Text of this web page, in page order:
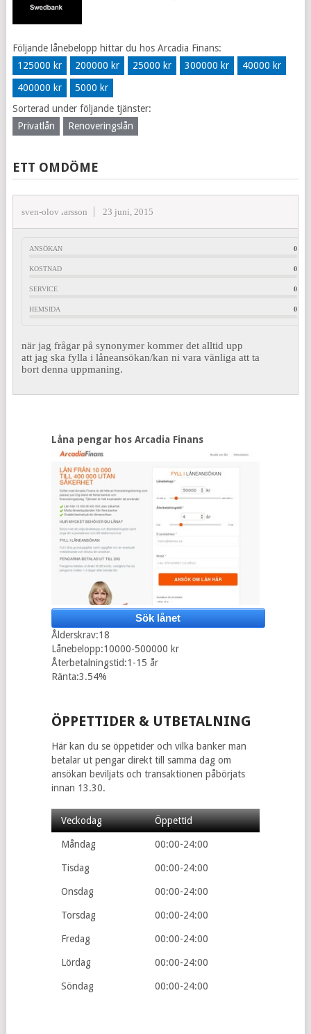
Följande lånebelopp hittar du hos Arcadia Finans:
125000 kr
200000 kr 25000 kr 300000 kr
40000 kr
400000 kr
5000 kr
Sorterad under följande tjänster:
Privatlån
Renoveringslån
ETT OMDÖME
sven-olov larsson 23 juni, 2015
ANSÖKAN 0
KOSTNAD 0
SERVICE 0
HEMSIDA 0
när jag frågar på synonymer kommer det alltid upp
att jag ska fylla i låneansökan/kan ni vara vänliga att ta
bort denna uppmaning.
Låna pengar hos Arcadia Finans
Sök lånet
Ålderskrav:18
Lånebelopp:10000-500000 kr
Återbetalningstid:1-15 år
Ränta:3.54%
ÖPPETTIDER & UTBETALNING
Här kan du se öppetider och vilka banker man
betalar ut pengar direkt till samma dag om
ansökan beviljats och transaktionen påbörjats
innan 13.30.
Veckodag Öppettid
Måndag 00:00-24:00
Tisdag 00:00-24:00
Onsdag 00:00-24:00
Torsdag 00:00-24:00
Fredag 00:00-24:00
Lördag 00:00-24:00
Söndag 00:00-24:00